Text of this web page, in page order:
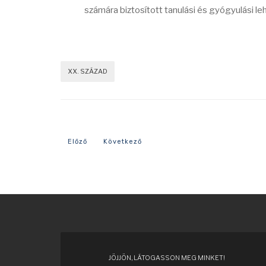
számára biztosított tanulási és gyógyulási
XX. SZÁZAD
Előző cikk: 1953-as év eseményei
Előző Következő cikk: 1943-as év eseményei
Következő
JÖJJÖN, LÁTOGASSON MEG MINKET!